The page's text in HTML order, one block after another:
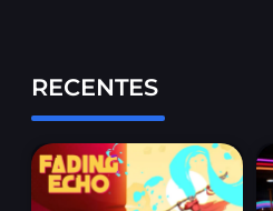
RECENTES